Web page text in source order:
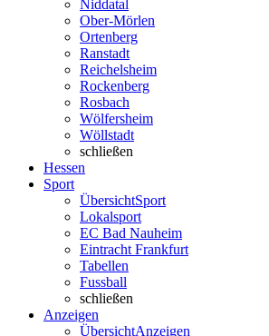
Niddatal
Ober-Mörlen
Ortenberg
Ranstadt
Reichelsheim
Rockenberg
Rosbach
Wölfersheim
Wöllstadt
schließen
Hessen
Sport
ÜbersichtSport
Lokalsport
EC Bad Nauheim
Eintracht Frankfurt
Tabellen
Fussball
schließen
Anzeigen
ÜbersichtAnzeigen